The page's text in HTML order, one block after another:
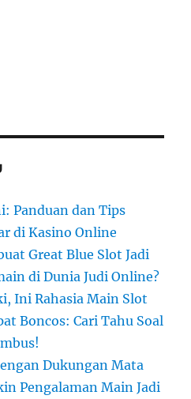
Panduan dan Tips
di Kasino Online
Great Blue Slot Jadi
di Dunia Judi Online?
Ini Rahasia Main Slot
Boncos: Cari Tahu Soal
Dukungan Mata
Pengalaman Main Jadi